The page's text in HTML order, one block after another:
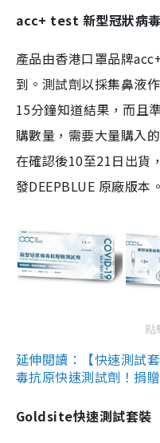
acc+ test 新型冠狀病
產品由香港口罩品牌
到。測試劑以採集鼻液
15分鐘知道結果，而且
購數量，需要大量購入
在確認後10至21日出貨
發DEEPBLUE 原廠版本。
點
延伸閱讀：【快速測試
毒抗原快速測試劑！捐
Goldsite快速測試套裝